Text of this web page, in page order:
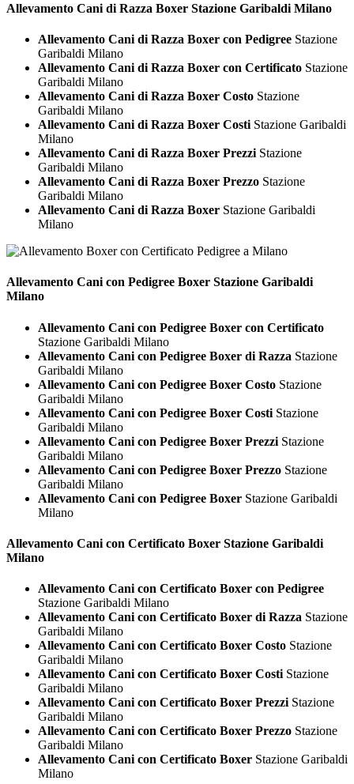
Allevamento Cani di Razza Boxer Stazione Garibaldi Milano
Allevamento Cani di Razza Boxer con Pedigree Stazione
Garibaldi Milano
Allevamento Cani di Razza Boxer con Certificato Stazione
Garibaldi Milano
Allevamento Cani di Razza Boxer Costo Stazione
Garibaldi Milano
Allevamento Cani di Razza Boxer Costi Stazione Garibaldi
Milano
Allevamento Cani di Razza Boxer Prezzi Stazione
Garibaldi Milano
Allevamento Cani di Razza Boxer Prezzo Stazione
Garibaldi Milano
Allevamento Cani di Razza Boxer Stazione Garibaldi
Milano
Allevamento Cani con Pedigree Boxer Stazione Garibaldi
Milano
Allevamento Cani con Pedigree Boxer con Certificato
Stazione Garibaldi Milano
Allevamento Cani con Pedigree Boxer di Razza Stazione
Garibaldi Milano
Allevamento Cani con Pedigree Boxer Costo Stazione
Garibaldi Milano
Allevamento Cani con Pedigree Boxer Costi Stazione
Garibaldi Milano
Allevamento Cani con Pedigree Boxer Prezzi Stazione
Garibaldi Milano
Allevamento Cani con Pedigree Boxer Prezzo Stazione
Garibaldi Milano
Allevamento Cani con Pedigree Boxer Stazione Garibaldi
Milano
Allevamento Cani con Certificato Boxer Stazione Garibaldi
Milano
Allevamento Cani con Certificato Boxer con Pedigree
Stazione Garibaldi Milano
Allevamento Cani con Certificato Boxer di Razza Stazione
Garibaldi Milano
Allevamento Cani con Certificato Boxer Costo Stazione
Garibaldi Milano
Allevamento Cani con Certificato Boxer Costi Stazione
Garibaldi Milano
Allevamento Cani con Certificato Boxer Prezzi Stazione
Garibaldi Milano
Allevamento Cani con Certificato Boxer Prezzo Stazione
Garibaldi Milano
Allevamento Cani con Certificato Boxer Stazione Garibaldi
Milano